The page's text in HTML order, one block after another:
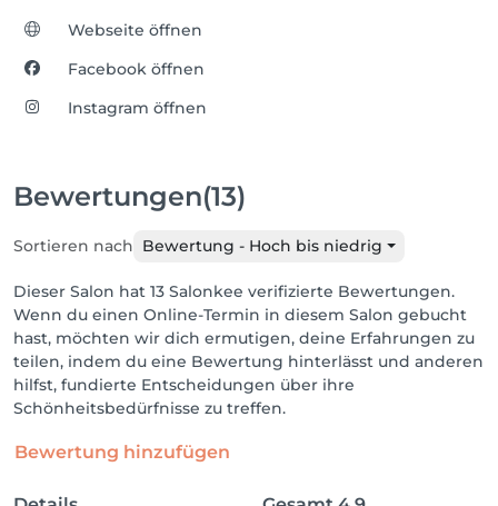
Webseite öffnen
Facebook öffnen
Instagram öffnen
Bewertungen(13)
Sortieren nach Bewertung - Hoch bis niedrig
Dieser Salon hat 13 Salonkee verifizierte Bewertungen.
Wenn du einen Online-Termin in diesem Salon gebucht
hast, möchten wir dich ermutigen, deine Erfahrungen zu
teilen, indem du eine Bewertung hinterlässt und anderen
hilfst, fundierte Entscheidungen über ihre
Schönheitsbedürfnisse zu treffen.
Bewertung hinzufügen